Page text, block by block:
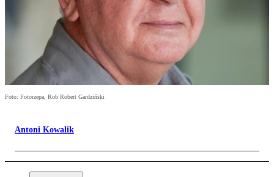
Foto: Fotorzepa, Rob Robert Gardziński
Antoni Kowalik